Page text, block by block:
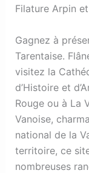
Filature Arpin
Gagnez à
Tarentaise.
visitez la
d’Histoire et
Rouge ou à La
Vanoise,
national de la
territoire, ce
nombreuses